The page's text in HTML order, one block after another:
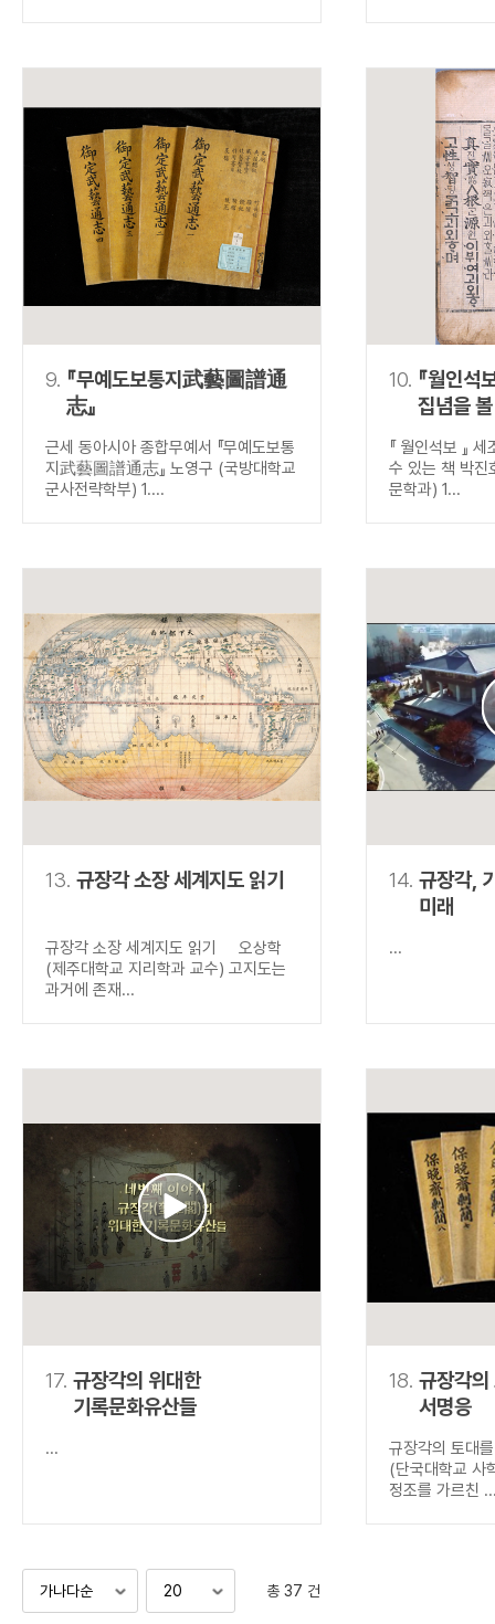
9. 『무예도보통지武藝圖譜通
志』
근세 동아시아 종합무예서 『무예도보통
지武藝圖譜通志』 노영구 (국방대학교
군사전략학부) 1....
10. 『월인석
집념을
『 월인석보 』
수 있는 책 박진
문학과) 1...
13. 규장각 소장 세계지도 읽기
규장각 소장 세계지도 읽기 오상학
(제주대학교 지리학과 교수) 고지도는
과거에 존재...
14. 규장각,
미래
...
17. 규장각의 위대한
기록문화유산들
...
18. 규장각
서명응
규장각의 토대
(단국대학교 사
정조를 가르친
총 37 건